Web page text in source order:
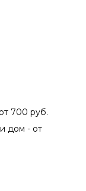
700 руб.
дом - от